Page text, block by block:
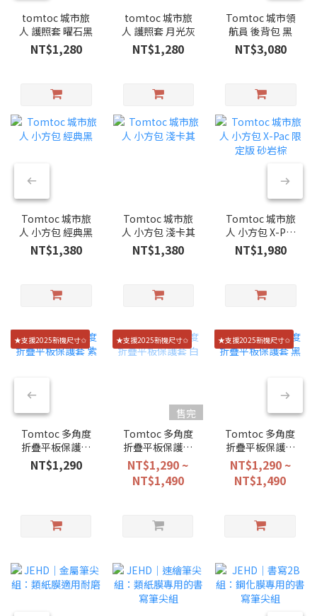
tomtoc 城市旅
人 護照套 ​曜石黑
NT$1,280
tomtoc 城市旅
人 護照套 ​月光灰
NT$1,280
Tomtoc 城市領
航員 後背包 黑
NT$3,080
Tomtoc 城市旅
人 小方包 經典黑
NT$1,380
Tomtoc 城市旅
人 小方包 淺卡其
NT$1,380
Tomtoc 城市旅
人 小方包 X-Pac
限定版 砂岩棕
NT$1,980
★支援2025新機尺寸✩
Tomtoc 多角度
折疊平板保護套
紫
NT$1,290
★支援2025新機尺寸✩
售完
Tomtoc 多角度
折疊平板保護套
白
NT$1,290 ~
NT$1,490
★支援2025新機尺寸✩
Tomtoc 多角度
折疊平板保護套
黑
NT$1,290 ~
NT$1,490